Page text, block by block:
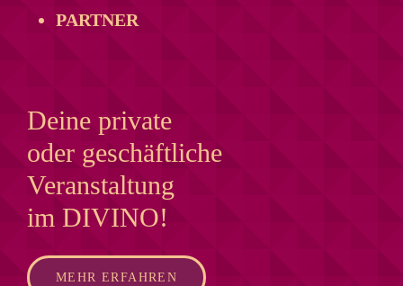
PARTNER
Deine private
oder geschäftliche
Veranstaltung
im DIVINO!
MEHR ERFAHREN